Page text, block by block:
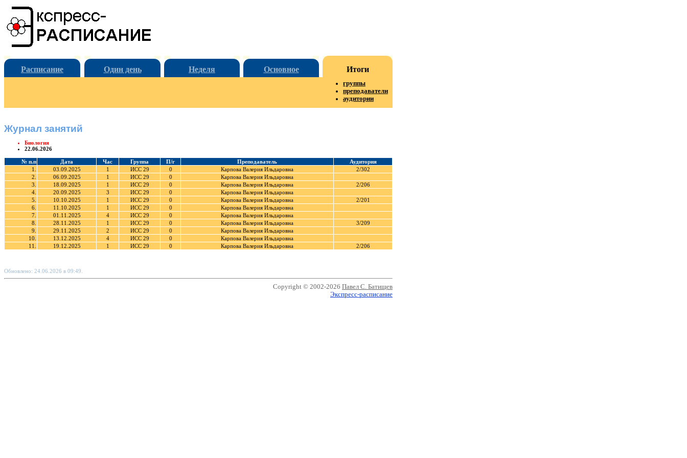
Расписание Один день Неделя Основное Итоги
группы
преподаватели
аудитории
Журнал занятий
Биология
22.06.2026
№ п.п Дата Час Группа П/г Преподаватель
Аудитория
1.
03.09.2025 1 ИСС 29 0 Карпова Валерия Ильдаровна
2/302
2.
06.09.2025 1 ИСС 29 0
Карпова Валерия Ильдаровна
3.
18.09.2025 1 ИСС 29 0 Карпова Валерия Ильдаровна
2/206
4.
20.09.2025 3 ИСС 29 0
Карпова Валерия Ильдаровна
5.
10.10.2025 1 ИСС 29 0 Карпова Валерия Ильдаровна
2/201
6.
11.10.2025 1 ИСС 29 0
Карпова Валерия Ильдаровна
7.
01.11.2025 4 ИСС 29 0
Карпова Валерия Ильдаровна
8.
28.11.2025 1 ИСС 29 0 Карпова Валерия Ильдаровна
3/209
9.
29.11.2025 2 ИСС 29 0
Карпова Валерия Ильдаровна
10.
13.12.2025 4 ИСС 29 0
Карпова Валерия Ильдаровна
11.
19.12.2025 1 ИСС 29 0 Карпова Валерия Ильдаровна 2/206
Обновлено: 24.06.2026 в 09:49.
Copyright © 2002-2026 Павел С. Батищев
Экспресс-расписание